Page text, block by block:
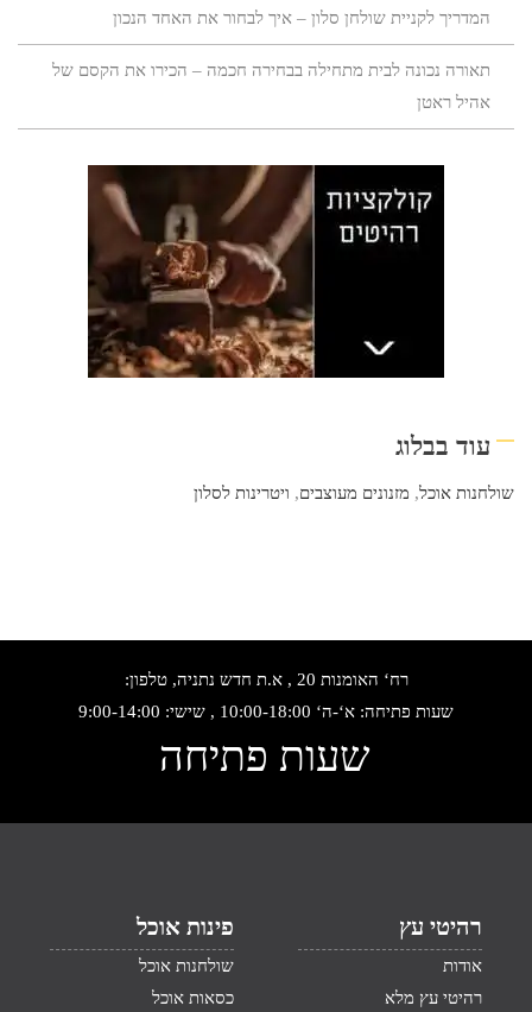
המדריך לקניית שולחן סלון – איך לבחור את האחד הנכון
תאורה נכונה לבית מתחילה בבחירה חכמה – הכירו את הקסם של
אהיל ראטן
עוד בבלוג
שולחנות אוכל, מזנונים מעוצבים, ויטרינות לסלון
רח‘ האומנות 20 , א.ת חדש נתניה, טלפון:
שעות פתיחה: א‘-ה‘ 10:00-18:00 , שישי: 9:00-14:00
שעות פתיחה
רהיטי עץ
אודות
רהיטי עץ מלא
פינות אוכל
שולחנות אוכל
כסאות אוכל